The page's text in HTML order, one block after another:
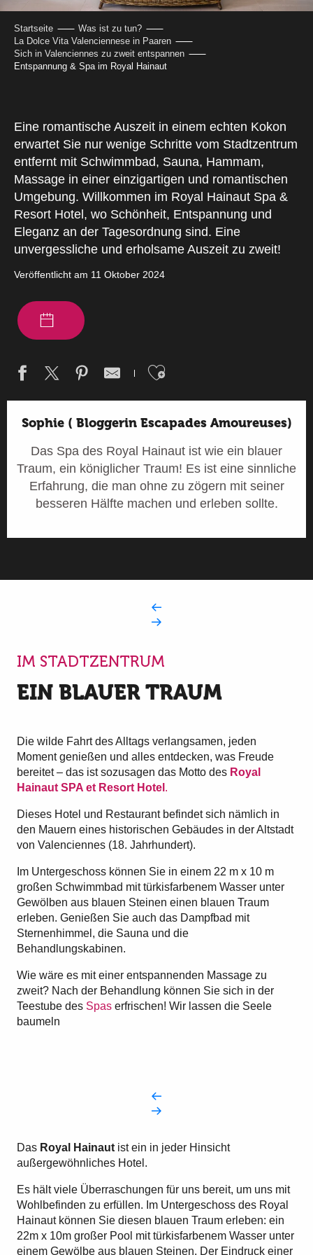
Startseite
Was ist zu tun?
La Dolce Vita Valenciennese in Paaren
Sich in Valenciennes zu zweit entspannen
Entspannung & Spa im Royal Hainaut
Eine romantische Auszeit in einem echten Kokon
erwartet Sie nur wenige Schritte vom Stadtzentrum
entfernt mit Schwimmbad, Sauna, Hammam,
Massage in einer einzigartigen und romantischen
Umgebung. Willkommen im Royal Hainaut Spa &
Resort Hotel, wo Schönheit, Entspannung und
Eleganz an der Tagesordnung sind. Eine
unvergessliche und erholsame Auszeit zu zweit!
Veröffentlicht am 11 Oktober 2024
Ajouter aux
Sophie ( Bloggerin Escapades Amoureuses)
Das Spa des Royal Hainaut ist wie ein blauer
Traum, ein königlicher Traum! Es ist eine sinnliche
Erfahrung, die man ohne zu zögern mit seiner
besseren Hälfte machen und erleben sollte.
IM STADTZENTRUM
EIN BLAUER TRAUM
Die wilde Fahrt des Alltags verlangsamen, jeden
Moment genießen und alles entdecken, was Freude
bereitet – das ist sozusagen das Motto des Royal
Hainaut SPA et Resort Hotel .
Dieses Hotel und Restaurant befindet sich nämlich in
den Mauern eines historischen Gebäudes in der Altstadt
von Valenciennes (18. Jahrhundert).
Im Untergeschoss können Sie in einem 22 m x 10 m
großen Schwimmbad mit türkisfarbenem Wasser unter
Gewölben aus blauen Steinen einen blauen Traum
erleben. Genießen Sie auch das Dampfbad mit
Sternenhimmel, die Sauna und die
Behandlungskabinen.
Wie wäre es mit einer entspannenden Massage zu
zweit? Nach der Behandlung können Sie sich in der
Teestube des Spas erfrischen! Wir lassen die Seele
baumeln
Das Royal Hainaut ist ein in jeder Hinsicht
außergewöhnliches Hotel.
Es hält viele Überraschungen für uns bereit, um uns mit
Wohlbefinden zu erfüllen. Im Untergeschoss des Royal
Hainaut können Sie diesen blauen Traum erleben: ein
22m x 10m großer Pool mit türkisfarbenem Wasser unter
einem Gewölbe aus blauen Steinen. Der Eindruck einer